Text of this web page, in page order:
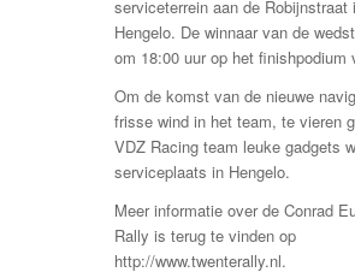
serviceterrein aan de Robijnstraat
Hengelo. De winnaar van de
om 18:00 uur op het finishpodium
Om de komst van de nieuwe
frisse wind in het team, te vieren
VDZ Racing team leuke gadgets
serviceplaats in Hengelo.
Meer informatie over de Conrad
Rally is terug te vinden op
http://www.twenterally.nl.